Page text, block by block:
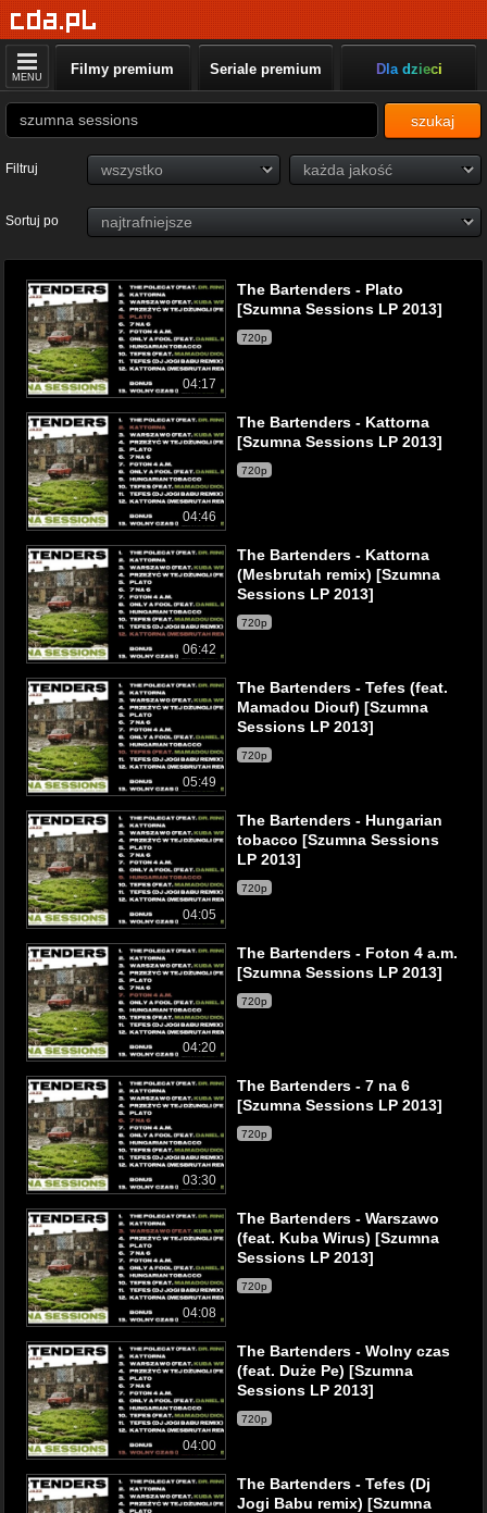
MENU Filmy premium Seriale premium Dla dzieci
szukaj
Filtruj
Sortuj po
04:17
The Bartenders - Plato
[Szumna Sessions LP 2013]
720p
04:46
The Bartenders - Kattorna
[Szumna Sessions LP 2013]
720p
06:42
The Bartenders - Kattorna
(Mesbrutah remix) [Szumna
Sessions LP 2013]
720p
05:49
The Bartenders - Tefes (feat.
Mamadou Diouf) [Szumna
Sessions LP 2013]
720p
04:05
The Bartenders - Hungarian
tobacco [Szumna Sessions
LP 2013]
720p
04:20
The Bartenders - Foton 4 a.m.
[Szumna Sessions LP 2013]
720p
03:30
The Bartenders - 7 na 6
[Szumna Sessions LP 2013]
720p
04:08
The Bartenders - Warszawo
(feat. Kuba Wirus) [Szumna
Sessions LP 2013]
720p
04:00
The Bartenders - Wolny czas
(feat. Duże Pe) [Szumna
Sessions LP 2013]
720p
The Bartenders - Tefes (Dj
Jogi Babu remix) [Szumna